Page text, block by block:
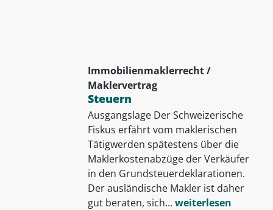
Immobilienmaklerrecht /
Maklervertrag
Steuern
Ausgangslage Der Schweizerische
Fiskus erfährt vom maklerischen
Tätigwerden spätestens über die
Maklerkostenabzüge der Verkäufer
in den Grundsteuerdeklarationen.
Der ausländische Makler ist daher
gut beraten, sich... weiterlesen